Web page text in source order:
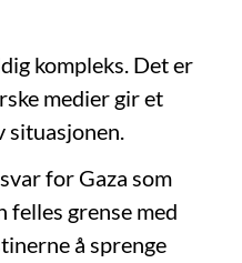
kompleks. Det er
medier gir et
situasjonen.
for Gaza som
felles grense med
å sprenge